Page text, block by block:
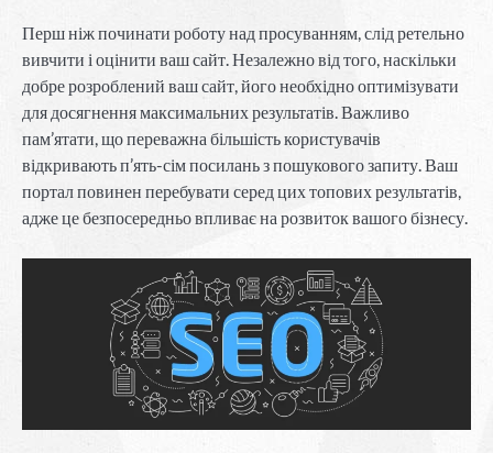
Перш ніж починати роботу над просуванням, слід ретельно
вивчити і оцінити ваш сайт. Незалежно від того, наскільки
добре розроблений ваш сайт, його необхідно оптимізувати
для досягнення максимальних результатів. Важливо
пам’ятати, що переважна більшість користувачів
відкривають п’ять-сім посилань з пошукового запиту. Ваш
портал повинен перебувати серед цих топових результатів,
адже це безпосередньо впливає на розвиток вашого бізнесу.